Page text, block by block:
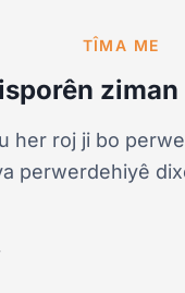
TÎMA ME
her roj ji bo
perwerdehiyê